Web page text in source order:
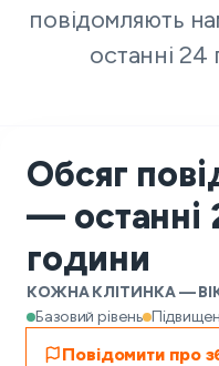
повідомляють
останні 24
Обсяг
— останні
години
КОЖНА КЛІТИНКА —
Базовий рівень
Повідомити про